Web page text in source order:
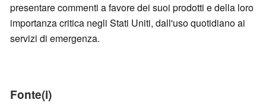
presentare commenti a favore dei suoi prodotti e della loro
importanza critica negli Stati Uniti, dall'uso quotidiano ai
servizi di emergenza.
Fonte(i)